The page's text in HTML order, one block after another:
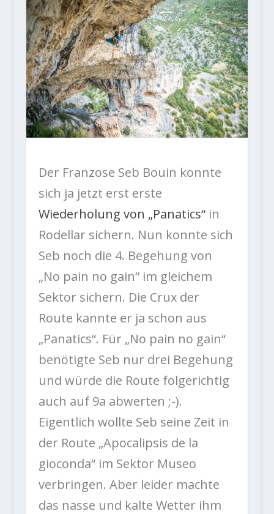
Der Franzose Seb Bouin konnte
sich ja jetzt erst erste
Wiederholung von „Panatics“in
Rodellar sichern. Nun konnte sich
Seb noch die 4. Begehung von
„No pain no gain“ im gleichem
Sektor sichern. Die Crux der
Route kannte er ja schon aus
„Panatics“. Für „No pain no gain“
benötigte Seb nur drei Begehung
und würde die Route folgerichtig
auch auf 9a abwerten ;-).
Eigentlich wollte Seb seine Zeit in
der Route „Apocalipsis de la
gioconda“ im Sektor Museo
verbringen. Aber leider machte
das nasse und kalte Wetter ihm